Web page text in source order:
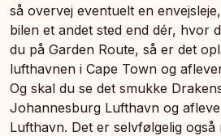
så overvej eventuelt en
bilen et andet sted end dér, hvor
du på Garden Route, så er det
lufthavnen i Cape Town og
Og skal du se det smukke
Johannesburg Lufthavn og
Lufthavn. Det er selvfølgelig også